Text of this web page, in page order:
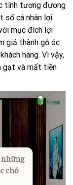
tính tương đương
số cá nhân lợi
mục đích lợi
giả thành gỗ óc
hàng. Vì vậy,
gạt và mất tiền